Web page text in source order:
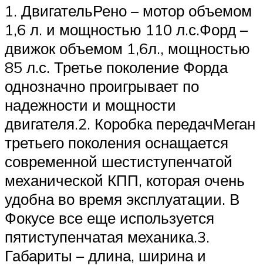
1. ДвигательРено – мотор объемом
1,6 л. и мощностью 110 л.с.Форд –
движок объемом 1,6л., мощностью
85 л.с. Третье поколение Форда
однозначно проигрывает по
надежности и мощности
двигателя.2. Коробка передачМеган
третьего поколения оснащается
современной шестиступенчатой
механической КПП, которая очень
удобна во время эксплуатации. В
Фокусе все еще используется
пятиступенчатая механика.3.
Габариты – длина, ширина и